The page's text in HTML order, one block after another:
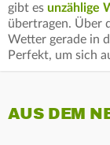
gibt es unzählige
übertragen. Über
Wetter gerade in
Perfekt, um sich
AUS DEM